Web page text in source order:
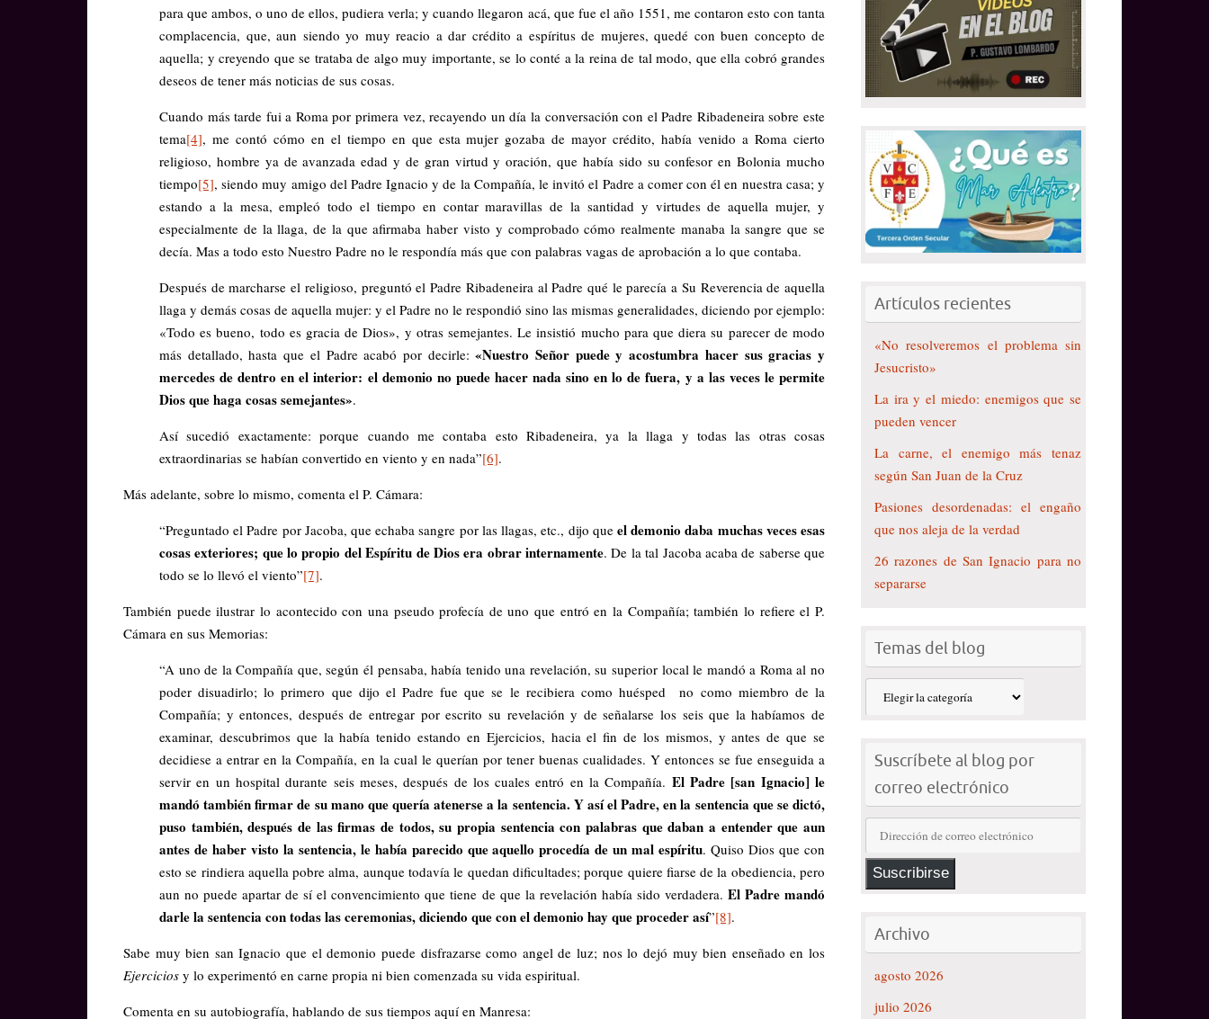
para que ambos, o uno de ellos, pudiera verla; y cuando llegaron acá, que fue el año 1551, me contaron esto con tanta
complacencia, que, aun siendo yo muy reacio a dar crédito a espíritus de mujeres, quedé con buen concepto de
aquella; y creyendo que se trataba de algo muy importante, se lo conté a la reina de tal modo, que ella cobró grandes
deseos de tener más noticias de sus cosas.
Cuando más tarde fui a Roma por primera vez, recayendo un día la conversación con el Padre Ribadeneira sobre este
tema[4], me contó cómo en el tiempo en que esta mujer gozaba de mayor crédito, había venido a Roma cierto
religioso, hombre ya de avanzada edad y de gran virtud y oración, que había sido su confesor en Bolonia mucho
tiempo[5], siendo muy amigo del Padre Ignacio y de la Compañía, le invitó el Padre a comer con él en nuestra casa; y
estando a la mesa, empleó todo el tiempo en contar maravillas de la santidad y virtudes de aquella mujer, y
especialmente de la llaga, de la que afirmaba haber visto y comprobado cómo realmente manaba la sangre que se
decía. Mas a todo esto Nuestro Padre no le respondía más que con palabras vagas de aprobación a lo que contaba.
Después de marcharse el religioso, preguntó el Padre Ribadeneira al Padre qué le parecía a Su Reverencia de aquella
llaga y demás cosas de aquella mujer: y el Padre no le respondió sino las mismas generalidades, diciendo por ejemplo:
«Todo es bueno, todo es gracia de Dios», y otras semejantes. Le insistió mucho para que diera su parecer de modo
más detallado, hasta que el Padre acabó por decirle:«Nuestro Señor puede y acostumbra hacer sus gracias y
mercedes de dentro en el interior: el demonio no puede hacer nada sino en lo de fuera, y a las veces le permite
Dios que haga cosas semejantes».
Así sucedió exactamente: porque cuando me contaba esto Ribadeneira, ya la llaga y todas las otras cosas
extraordinarias se habían convertido en viento y en nada”[6].
Más adelante, sobre lo mismo, comenta el P. Cámara:
“Preguntado el Padre por Jacoba, que echaba sangre por las llagas, etc., dijo que el demonio daba muchas veces esas
cosas exteriores; que lo propio del Espíritu de Dios era obrar internamente. De la tal Jacoba acaba de saberse que
todo se lo llevó el viento”[7].
También puede ilustrar lo acontecido con una pseudo profecía de uno que entró en la Compañía; también lo refiere el P.
Cámara en sus Memorias:
“A uno de la Compañía que, según él pensaba, había tenido una revelación, su superior local le mandó a Roma al no
poder disuadirlo; lo primero que dijo el Padre fue que se le recibiera como huésped no como miembro de la
Compañía; y entonces, después de entregar por escrito su revelación y de señalarse los seis que la habíamos de
examinar, descubrimos que la había tenido estando en Ejercicios, hacia el fin de los mismos, y antes de que se
decidiese a entrar en la Compañía, en la cual le querían por tener buenas cualidades. Y entonces se fue enseguida a
servir en un hospital durante seis meses, después de los cuales entró en la Compañía. El Padre [san Ignacio] le
mandó también firmar de su mano que quería atenerse a la sentencia. Y así el Padre, en la sentencia que se dictó,
puso también, después de las firmas de todos, su propia sentencia con palabras que daban a entender que aun
antes de haber visto la sentencia, le había parecido que aquello procedía de un mal espíritu. Quiso Dios que con
esto se rindiera aquella pobre alma, aunque todavía le quedan dificultades; porque quiere fiarse de la obediencia, pero
aun no puede apartar de sí el convencimiento que tiene de que la revelación había sido verdadera. El Padre mandó
darle la sentencia con todas las ceremonias, diciendo que con el demonio hay que proceder así”[8].
Sabe muy bien san Ignacio que el demonio puede disfrazarse como angel de luz; nos lo dejó muy bien enseñado en los
Ejercicios y lo experimentó en carne propia ni bien comenzada su vida espiritual.
Comenta en su autobiografía, hablando de sus tiempos aquí en Manresa:
Artículos recientes
«No resolveremos el problema sin
Jesucristo»
La ira y el miedo: enemigos que se
pueden vencer
La carne, el enemigo más tenaz
según San Juan de la Cruz
Pasiones desordenadas: el engaño
que nos aleja de la verdad
26 razones de San Ignacio para no
separarse
Temas del blog
del
Suscríbete al blog por
correo electrónico
de
correo
electrónico
Suscribirse
Archivo
agosto 2026
julio 2026